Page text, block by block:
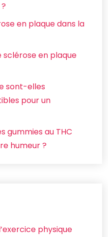
en plaque dans la
sclérose en plaque
sont-elles
pour un
gummies au THC
humeur ?
physique